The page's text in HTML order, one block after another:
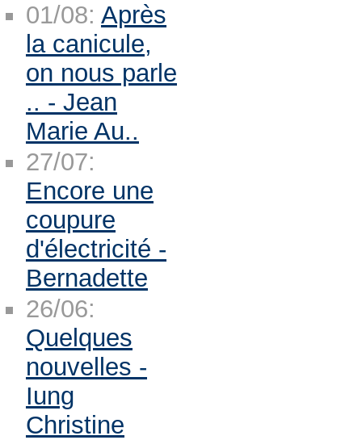
01/08: Après
la canicule,
on nous parle
.. - Jean
Marie Au..
27/07:
Encore une
coupure
d'électricité -
Bernadette
26/06:
Quelques
nouvelles -
Iung
Christine